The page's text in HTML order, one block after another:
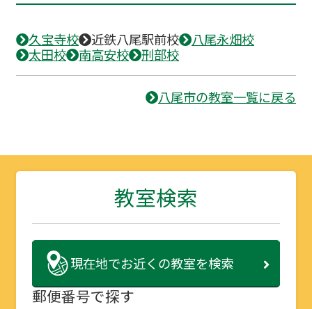
久宝寺校 近鉄八尾駅前校
八尾永畑校
太田校
南高安校 刑部校
八尾市の教室一覧に戻る
教室検索
現在地でお近くの教室を検索
郵便番号で探す